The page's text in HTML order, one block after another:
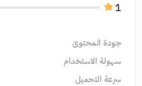
1
جودة المحتوى
سهولة الاستخدام
سرعة التحميل